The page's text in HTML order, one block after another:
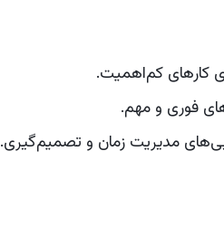
کارهای کم‌اهمیت.
فوری و مهم.
مدیریت زمان و تصمیم‌گیری.